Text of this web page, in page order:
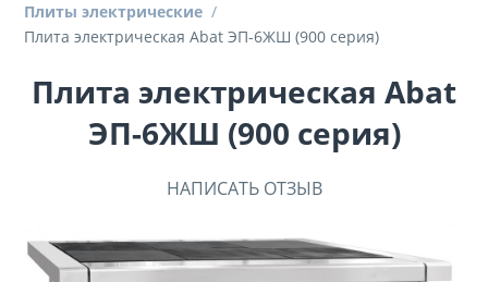
Плиты электрические /
Плита электрическая Abat ЭП-6ЖШ (900 серия)
Плита электрическая Abat
ЭП-6ЖШ (900 серия)
НАПИСАТЬ ОТЗЫВ